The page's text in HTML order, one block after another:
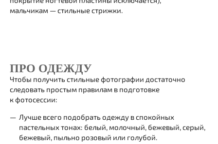
мальчикам — стильные стрижки.
ПРО ОДЕЖДУ
Чтобы получить стильные фотографии достаточно
следовать простым правилам в подготовке
к фотосессии:
Лучше всего подобрать одежду в спокойных
пастельных тонах: белый, молочный, бежевый, серый,
бежевый, пыльно розовый или голубой.